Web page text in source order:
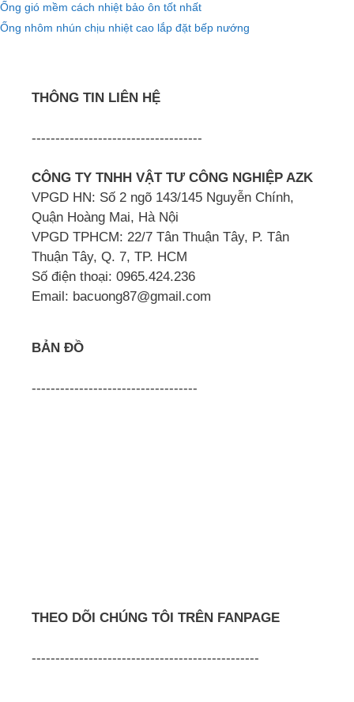
Ống gió mềm cách nhiệt bảo ôn tốt nhất
Ống nhôm nhún chịu nhiệt cao lắp đặt bếp nướng
THÔNG TIN LIÊN HỆ
------------------------------------
CÔNG TY TNHH VẬT TƯ CÔNG NGHIỆP AZK
VPGD HN: Số 2 ngõ 143/145 Nguyễn Chính,
Quận Hoàng Mai, Hà Nội
VPGD TPHCM: 22/7 Tân Thuận Tây, P. Tân
Thuận Tây, Q. 7, TP. HCM
Số điện thoại: 0965.424.236
Email: bacuong87@gmail.com
BẢN ĐỒ
-----------------------------------
THEO DÕI CHÚNG TÔI TRÊN FANPAGE
------------------------------------------------